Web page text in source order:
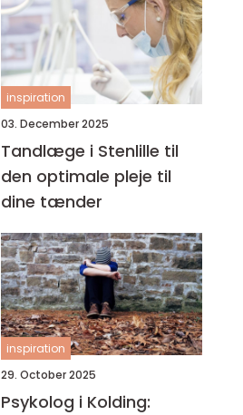
inspiration
03. December 2025
Tandlæge i Stenlille til
den optimale pleje til
dine tænder
inspiration
29. October 2025
Psykolog i Kolding: